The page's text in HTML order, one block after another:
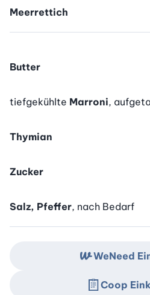
Meerrettich
Butter
tiefgekühlte Marroni,
Thymian
Zucker
Salz, Pfeffer, nach Bedarf
WeNeed
Coop